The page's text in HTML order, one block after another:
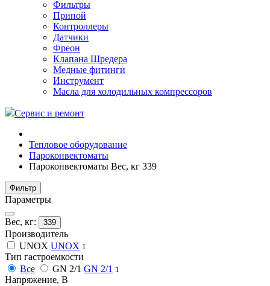
Фильтры
Припой
Контроллеры
Датчики
Фреон
Клапана Шредера
Медные фитинги
Инструмент
Масла для холодильных компрессоров
Сервис и ремонт
Тепловое оборудование
Пароконвектоматы
Пароконвектоматы Вес, кг 339
Фильтр
Параметры
Вес, кг: 339
Производитель
UNOX UNOX 1
Тип гастроемкости
Все
GN 2/1 GN 2/1 1
Напряжение, В